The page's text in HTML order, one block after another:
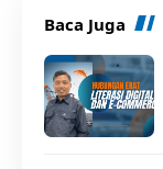
Baca Juga